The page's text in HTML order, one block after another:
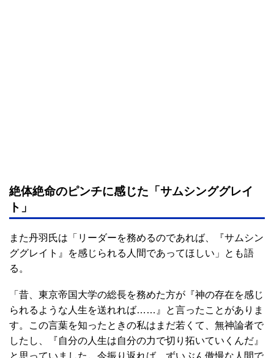
絶体絶命のピンチに感じた「サムシンググレイ
ト」
また丹羽氏は「リーダーを務めるのであれば、『サムシン
ググレイト』を感じられる人間であってほしい」とも語
る。
「昔、東京帝国大学の総長を務めた方が『神の存在を感じ
られるような人生を送れれば……』と言ったことがありま
す。この言葉を知ったときの私はまだ若くて、無神論者で
したし、『自分の人生は自分の力で切り拓いていくんだ』
と思っていました。今振り返れば、ずいぶん傲慢な人間で